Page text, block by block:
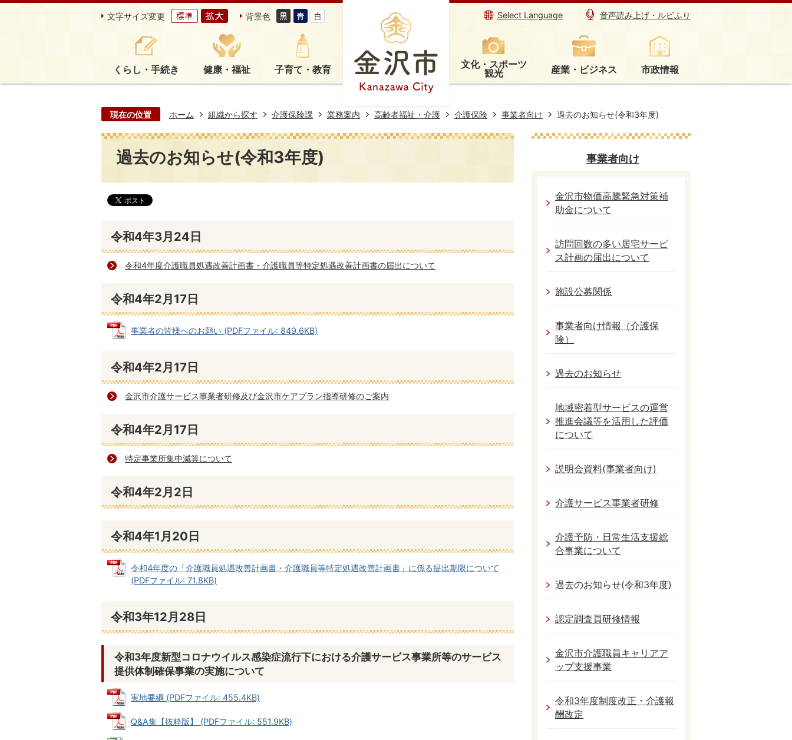
文字サイズ変更 背景色 Select Language 音声読み上げ・ルビふり
くらし・手続き 健康・福祉 子育て・教育 文化・スポーツ
観光 産業・ビジネス 市政情報
現在の位置 ホーム 組織から探す 介護保険課 業務案内 高齢者福祉・介護 介護保険 事業者向け 過去のお知らせ(令和3年度)
過去のお知らせ(令和3年度)
令和4年3月24日
令和4年度介護職員処遇改善計画書・介護職員等特定処遇改善計画書の届出について
令和4年2月17日
事業者の皆様へのお願い (PDFファイル: 849.6KB)
令和4年2月17日
金沢市介護サービス事業者研修及び金沢市ケアプラン指導研修のご案内
令和4年2月17日
特定事業所集中減算について
令和4年2月2日
令和4年1月20日
令和4年度の「介護職員処遇改善計画書・介護職員等特定処遇改善計画書」に係る提出期限について
(PDFファイル: 71.8KB)
令和3年12月28日
令和3年度新型コロナウイルス感染症流行下における介護サービス事業所等のサービス
提供体制確保事業の実施について
実地要綱 (PDFファイル: 455.4KB)
Q&A集【抜粋版】 (PDFファイル: 551.9KB)
事業者向け
金沢市物価高騰緊急対策補
助金について
訪問回数の多い居宅サービ
ス計画の届出について
施設公募関係
事業者向け情報（介護保
険）
過去のお知らせ
地域密着型サービスの運営
推進会議等を活用した評価
について
説明会資料(事業者向け)
介護サービス事業者研修
介護予防・日常生活支援総
合事業について
過去のお知らせ(令和3年度)
認定調査員研修情報
金沢市介護職員キャリアア
ップ支援事業
令和3年度制度改正・介護報
酬改定